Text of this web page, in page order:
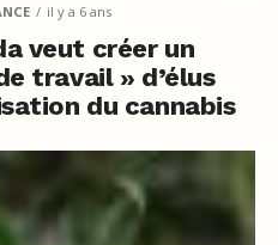
il y a 6 ans
veut créer un
travail » d’élus
du cannabis